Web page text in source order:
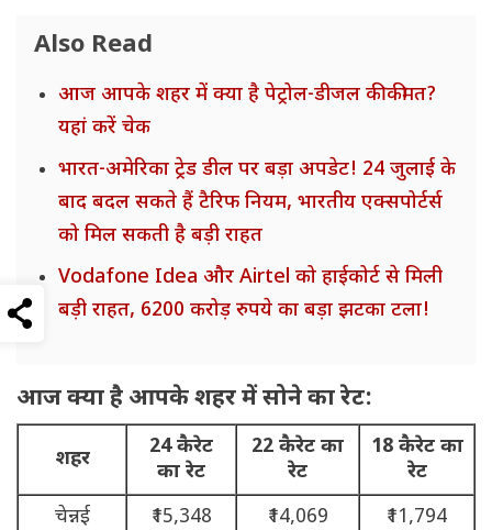
Also Read
आज आपके शहर में क्या है पेट्रोल-डीजल की कीमत?
यहां करें चेक
भारत-अमेरिका ट्रेड डील पर बड़ा अपडेट! 24 जुलाई के
बाद बदल सकते हैं टैरिफ नियम, भारतीय एक्सपोर्टर्स
को मिल सकती है बड़ी राहत
Vodafone Idea और Airtel को हाईकोर्ट से मिली
बड़ी राहत, 6200 करोड़ रुपये का बड़ा झटका टला!
आज क्या है आपके शहर में सोने का रेट:
शहर
24 कैरेट
का रेट
22 कैरेट का
रेट
18 कैरेट का
रेट
चेन्नई
₹15,348 ₹14,069 ₹11,794